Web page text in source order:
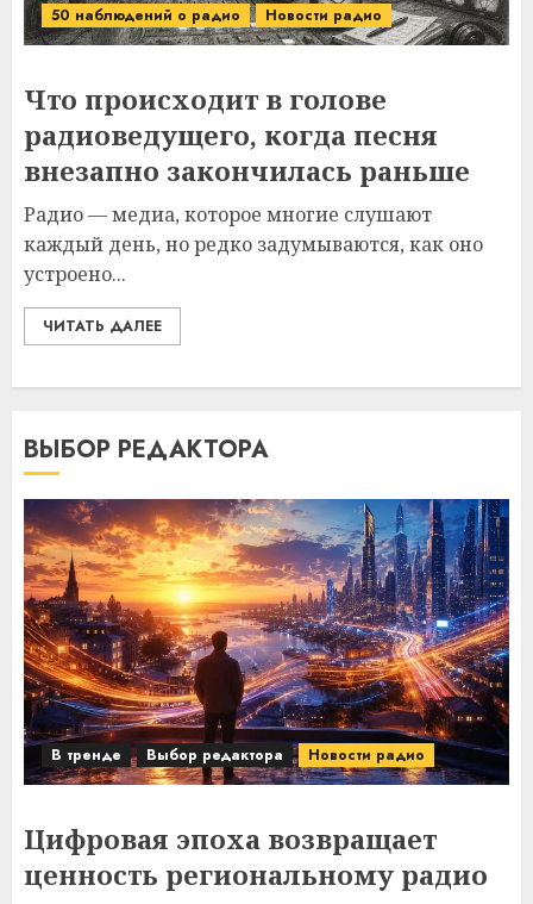
50 наблюдений о радио Новости радио
Что происходит в голове
радиоведущего, когда песня
внезапно закончилась раньше
Радио — медиа, которое многие слушают
каждый день, но редко задумываются, как оно
устроено...
ЧИТАТЬ ДАЛЕЕ
ВЫБОР РЕДАКТОРА
В тренде Выбор редактора Новости радио
Цифровая эпоха возвращает
ценность региональному радио